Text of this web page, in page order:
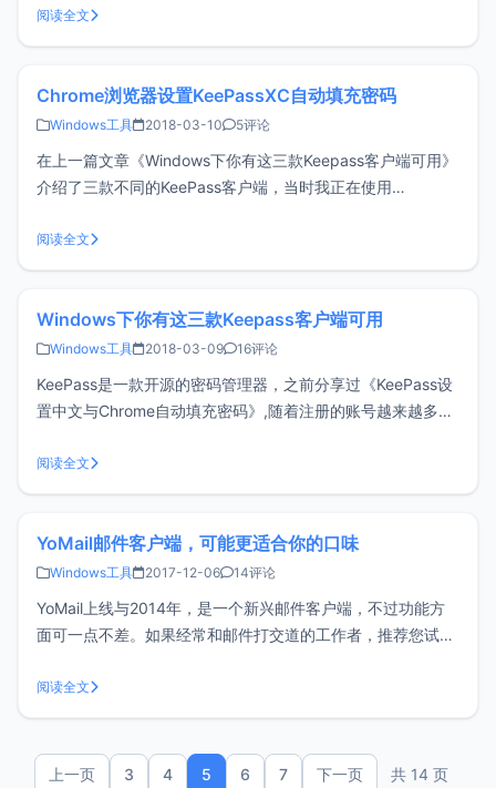
字，希望ClipboardFusion能帮上大忙。ClipboardFusion主要
功能 管理多个剪贴板历史 清
阅读全文
Chrome浏览器设置KeePassXC自动填充密码
Windows工具 2018-03-10 5评论
在上一篇文章《Windows下你有这三款Keepass客户端可用》
介绍了三款不同的KeePass客户端，当时我正在使用
谢 @Kreen 童鞋的提醒，原来KeePassXC官方已经提供了浏
览器扩展KeePassXC-Browse
阅读全文
Windows下你有这三款Keepass客户端可用
Windows工具 2018-03-09 16评论
KeePass是一款开源的密码管理器，之前分享过《KeePass设
置中文与Chrome自动填充密码》,随着注册的账号越来越多，
让你更加得心应手。当然，如果你不喜欢折腾可以试试
Lastpass，如果您正好在使用Keepass，可以看看下面的三款
阅读全文
YoMail邮件客户端，可能更适合你的口味
Windows工具 2017-12-06 14评论
YoMail上线与2014年，是一个新兴邮件客户端，不过功能方
面可一点不差。如果经常和邮件打交道的工作者，推荐您试试
了，不过用了YoMail发现更加顺手，原因如下。支持邮件翻译
用过Gmail的童鞋可能知道，Gmail网页端自带了邮件翻
阅读全文
上一页 3 4 5 6 7 下一页 共 14 页